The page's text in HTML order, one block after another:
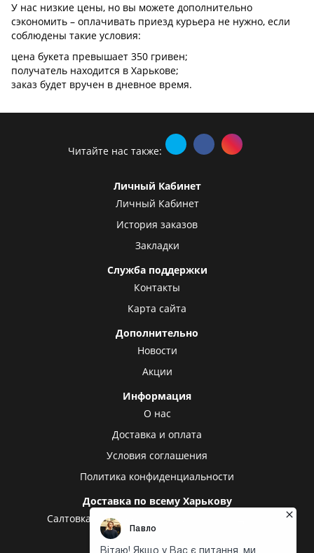
У нас низкие цены, но вы можете дополнительно
сэкономить – оплачивать приезд курьера не нужно, если
соблюдены такие условия:
цена букета превышает 350 гривен;
получатель находится в Харькове;
заказ будет вручен в дневное время.
Читайте нас также:
Личный Кабинет
Личный Кабинет
История заказов
Закладки
Служба поддержки
Контакты
Карта сайта
Дополнительно
Новости
Акции
Информация
О нас
Доставка и оплата
Условия соглашения
Политика конфиденциальности
Доставка по всему Харькову
Салтовка
Алексеевка
Центральный рынок